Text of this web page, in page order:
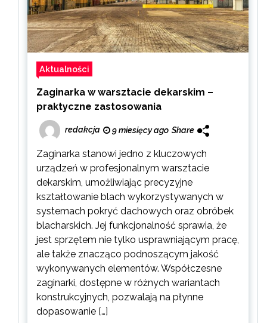
Aktualności
Zaginarka w warsztacie dekarskim –
praktyczne zastosowania
redakcja 9 miesięcy ago Share
Zaginarka stanowi jedno z kluczowych
urządzeń w profesjonalnym warsztacie
dekarskim, umożliwiając precyzyjne
kształtowanie blach wykorzystywanych w
systemach pokryć dachowych oraz obróbek
blacharskich. Jej funkcjonalność sprawia, że
jest sprzętem nie tylko usprawniającym pracę,
ale także znacząco podnoszącym jakość
wykonywanych elementów. Współczesne
zaginarki, dostępne w różnych wariantach
konstrukcyjnych, pozwalają na płynne
dopasowanie […]